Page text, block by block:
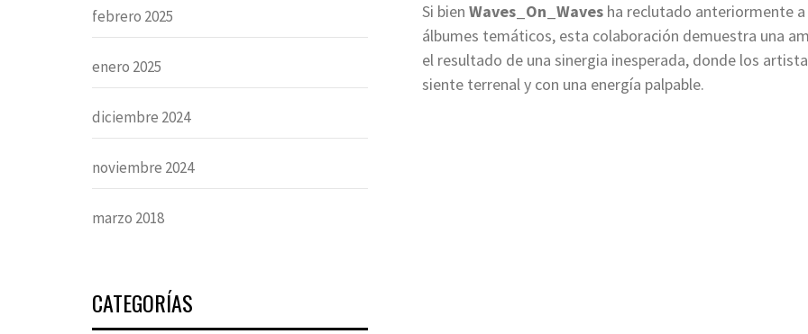
Si bien Waves_On_Waves ha reclutado anteriormente
álbumes temáticos, esta colaboración demuestra una
el resultado de una sinergia inesperada, donde los
siente terrenal y con una energía palpable.
febrero 2025
enero 2025
diciembre 2024
noviembre 2024
marzo 2018
CATEGORÍAS